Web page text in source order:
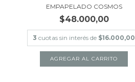
EMPAPELADO COSMOS
$48.000,00
3 cuotas sin interés de $16.000,00
AGREGAR AL CARRITO